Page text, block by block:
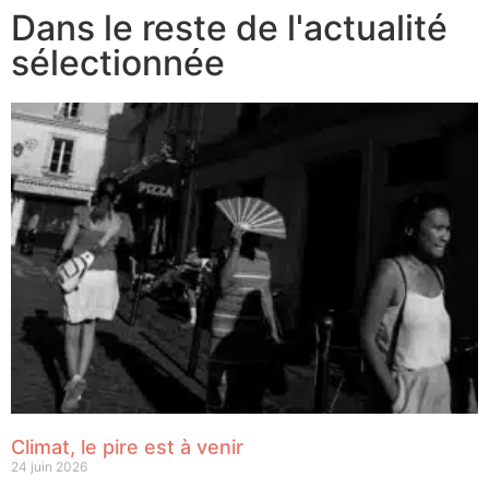
Dans le reste de l'actualité
sélectionnée
Climat, le pire est à venir
24 juin 2026